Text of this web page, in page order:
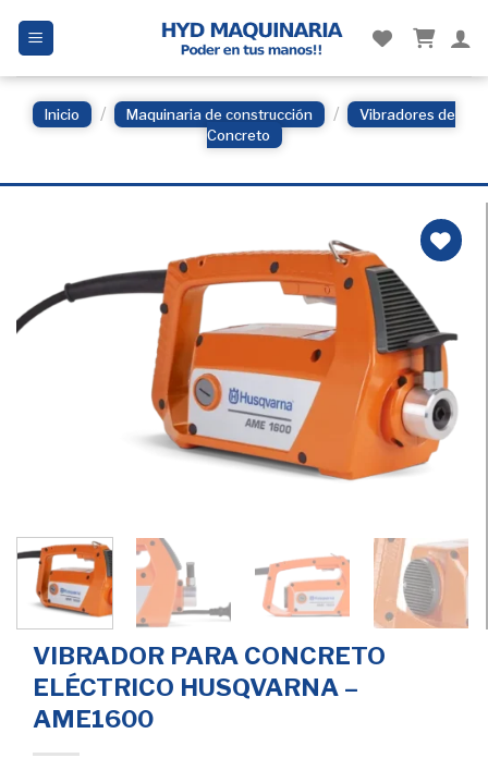
Inicio / Maquinaria de construcción /
Vibradores de
Concreto
Añadir
a la
Lista
de
deseos
VIBRADOR PARA CONCRETO
ELÉCTRICO HUSQVARNA –
AME1600